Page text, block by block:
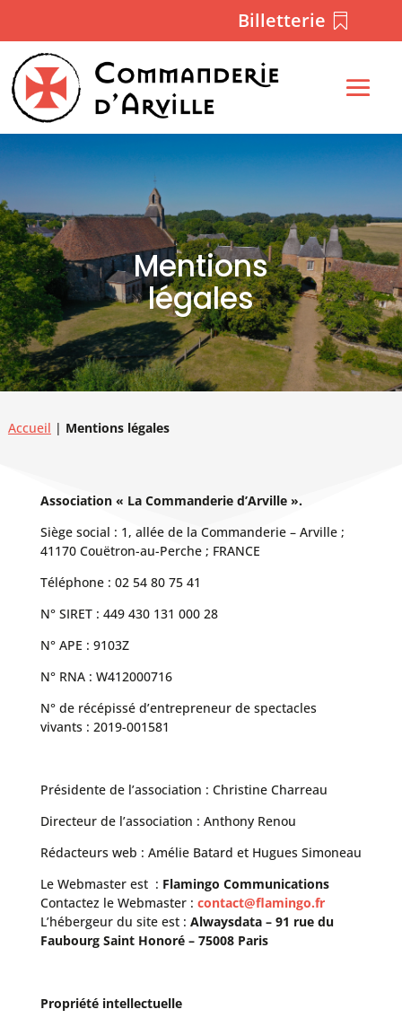
Billetterie
Mentions
légales
Accueil | Mentions légales
Association « La Commanderie d’Arville ».
Siège social : 1, allée de la Commanderie – Arville ;
41170 Couëtron-au-Perche ; FRANCE
Téléphone : 02 54 80 75 41
N° SIRET : 449 430 131 000 28
N° APE : 9103Z
N° RNA : W412000716
N° de récépissé d’entrepreneur de spectacles
vivants : 2019-001581
Présidente de l’association : Christine Charreau
Directeur de l’association : Anthony Renou
Rédacteurs web : Amélie Batard et Hugues Simoneau
Le Webmaster est : Flamingo Communications
Contactez le Webmaster : contact@flamingo.fr
L’hébergeur du site est : Alwaysdata – 91 rue du
Faubourg Saint Honoré – 75008 Paris
Propriété intellectuelle